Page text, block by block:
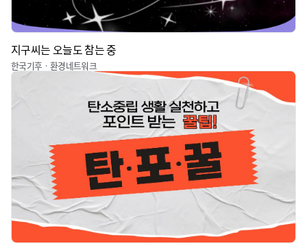
지구씨는 오늘도 참는 중
한국기후ㆍ환경네트워크